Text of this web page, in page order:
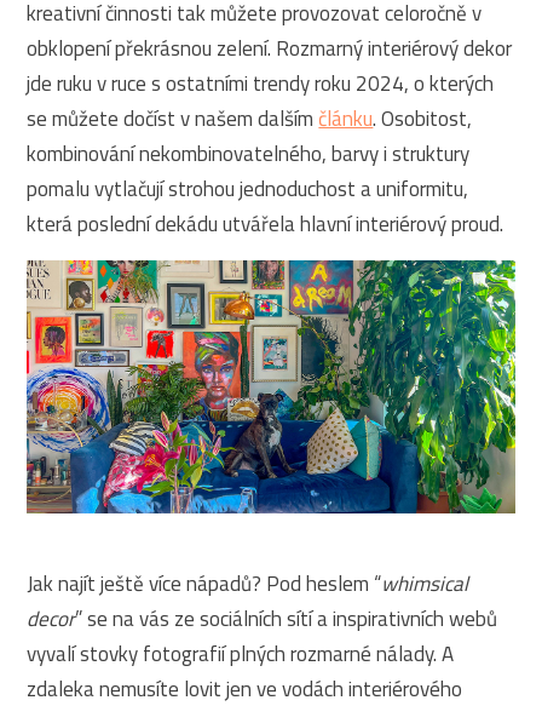
kreativní činnosti tak můžete provozovat celoročně v
obklopení překrásnou zelení. Rozmarný interiérový dekor
jde ruku v ruce s ostatními trendy roku 2024, o kterých
se můžete dočíst v našem dalším článku. Osobitost,
kombinování nekombinovatelného, barvy i struktury
pomalu vytlačují strohou jednoduchost a uniformitu,
která poslední dekádu utvářela hlavní interiérový proud.
Jak najít ještě více nápadů? Pod heslem “whimsical
decor” se na vás ze sociálních sítí a inspirativních webů
vyvalí stovky fotografií plných rozmarné nálady. A
zdaleka nemusíte lovit jen ve vodách interiérového